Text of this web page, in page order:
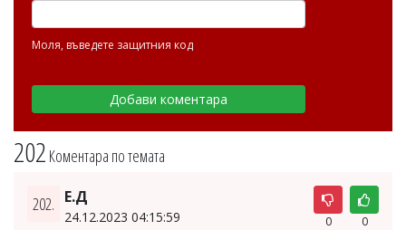
202 Коментара по темата
202. Е.Д
24.12.2023 04:15:59 0 0
Моля, въведете защитния код